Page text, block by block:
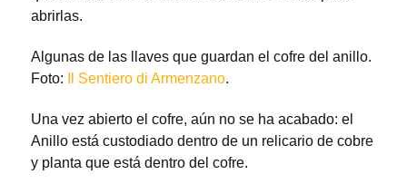
abrirlas.
Algunas de las llaves que guardan el cofre del anillo.
Foto:
Il Sentiero di Armenzano.
Una vez abierto el cofre, aún no se ha acabado: el
Anillo está custodiado dentro de un relicario de cobre
y planta que está dentro del cofre.